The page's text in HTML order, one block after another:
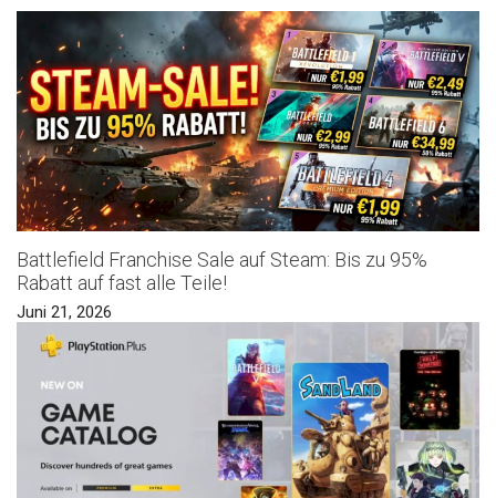
Battlefield Franchise Sale auf Steam: Bis zu 95%
Rabatt auf fast alle Teile!
Juni 21, 2026